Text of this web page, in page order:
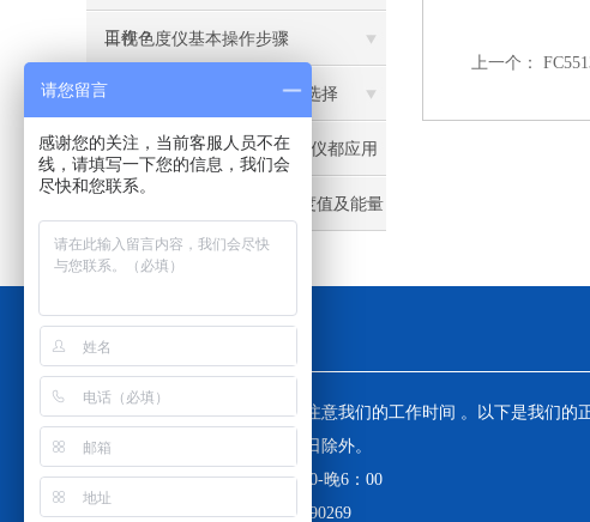
工作？
目视色度仪基本操作步骤
Lovibond泳池水质检测仪的选择
美国NK（Kestrel）风速气象仪都应用
CL-3000紫外交联仪紫外强度值及能量
换算
上一个：
工作时间
为了避免不必要的等待，敬请注意我们的工作时间 。以下是我们的
工作时间，中国大陆法定节假日除外。
工作时间：周一至周五 早8：30-晚6：00
周六、周日值班电话 ：13671890269
请您留言
感谢您的关注，当前客服人员不在
线，请填写一下您的信息，我们会
尽快和您联系。